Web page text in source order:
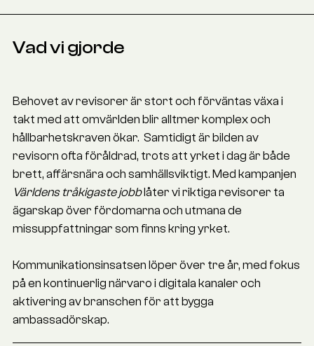
Vad vi gjorde
Behovet av revisorer är stort och förväntas växa i
takt med att omvärlden blir alltmer komplex och
hållbarhetskraven ökar. ​ Samtidigt är bilden av
revisorn ofta föråldrad, trots att yrket i dag är både
brett, affärsnära och samhällsviktigt. Med kampanjen
Världens tråkigaste jobblåter vi riktiga revisorer ta
ägarskap över fördomarna och utmana de
missuppfattningar som finns kring yrket.
Kommunikationsinsatsen löper över tre år, med fokus
på en kontinuerlig närvaro i digitala kanaler och
aktivering av branschen för att bygga
ambassadörskap.